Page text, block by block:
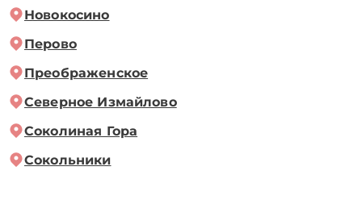
Новокосино
Перово
Преображенское
Северное Измайлово
Соколиная Гора
Сокольники